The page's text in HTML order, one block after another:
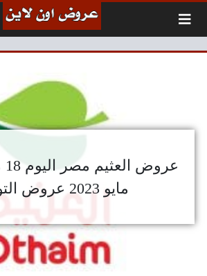
مايو 2023 عروض التوفير